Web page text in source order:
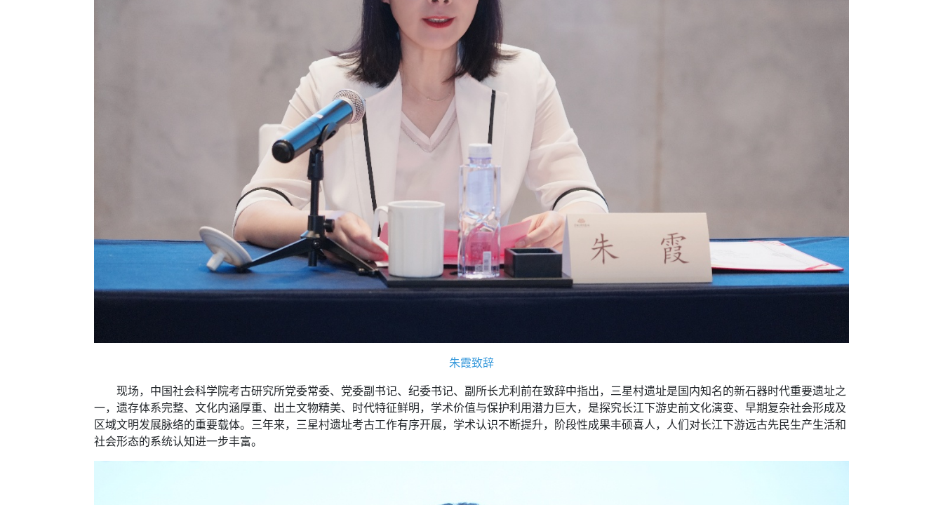
朱霞致辞
现场，中国社会科学院考古研究所党委常委、党委副书记、纪委书记、副所长尤利前在致辞中指出，三星村遗址是国内知名的新石器时代重要遗址之
一，遗存体系完整、文化内涵厚重、出土文物精美、时代特征鲜明，学术价值与保护利用潜力巨大，是探究长江下游史前文化演变、早期复杂社会形成及
区域文明发展脉络的重要载体。三年来，三星村遗址考古工作有序开展，学术认识不断提升，阶段性成果丰硕喜人，人们对长江下游远古先民生产生活和
社会形态的系统认知进一步丰富。